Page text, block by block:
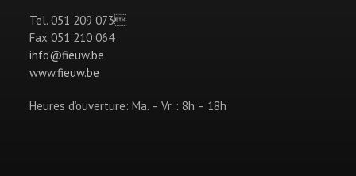
Tel. 051 209 073
Fax 051 210 064
info@fieuw.be
www.fieuw.be
Heures d’ouverture: Ma. – Vr. : 8h – 18h